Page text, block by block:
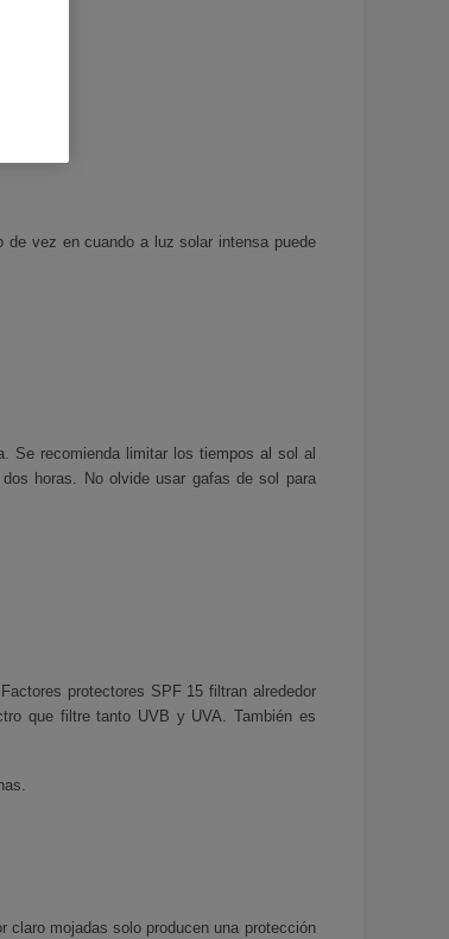
de vez en cuando a luz solar intensa puede
Se recomienda limitar los tiempos al sol al
horas. No olvide usar gafas de sol para
protectores SPF 15 filtran alrededor
que filtre tanto UVB y UVA. También es
mojadas solo producen una protección